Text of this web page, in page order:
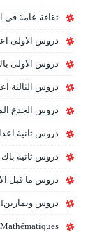
ثقافة عامة في
دروس الاولى
دروس الاولى
دروس الثالثة
دروس الجدع
دروس ثانية
دروس ثانية
دروس ما قبل
دروس وتمارينpdf